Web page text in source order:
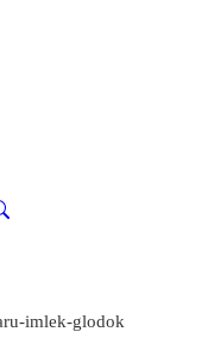
imlek-glodok